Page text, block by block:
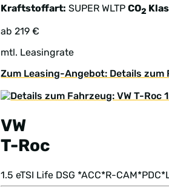
Kraftstoffart: SUPER WLTPCO2
ab 219 €
mtl. Leasingrate
Zum Leasing-Angebot: Details zum
VW
T-Roc
1.5 eTSI Life DSG *ACC*R-